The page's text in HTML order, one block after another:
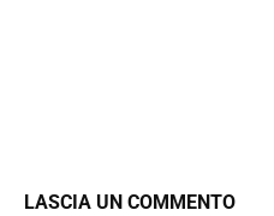
LASCIA UN COMMENTO